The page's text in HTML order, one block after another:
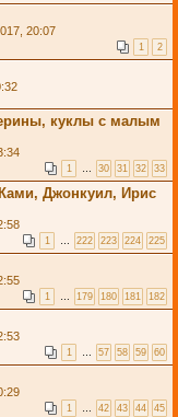
20:07
1 2
куклы с малым
1 … 30 31 32 33
Джонкуил, Ирис
1 … 222 223 224 225
1 … 179 180 181 182
1 … 57 58 59 60
1 … 42 43 44 45